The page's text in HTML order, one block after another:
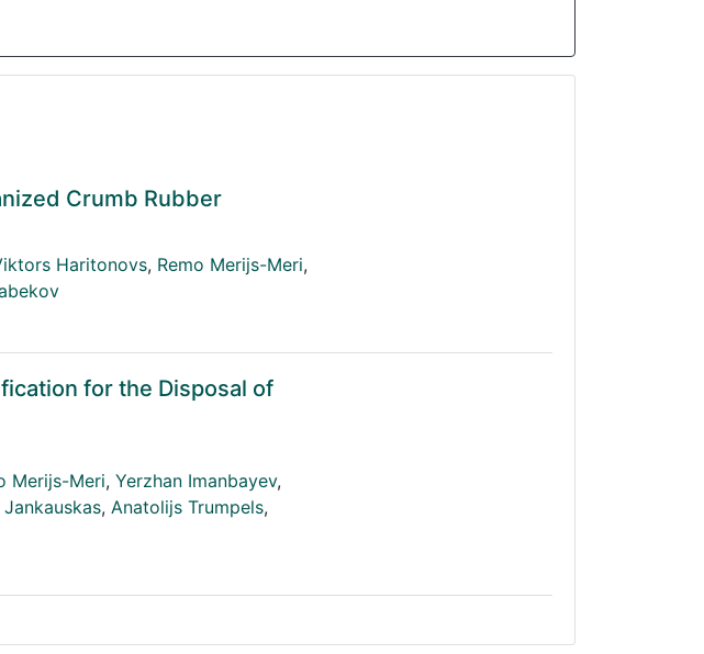
Crumb Rubber
Haritonovs, Remo Merijs-Meri,
for the Disposal of
Merijs-Meri, Yerzhan Imanbayev,
, Anatolijs Trumpels,